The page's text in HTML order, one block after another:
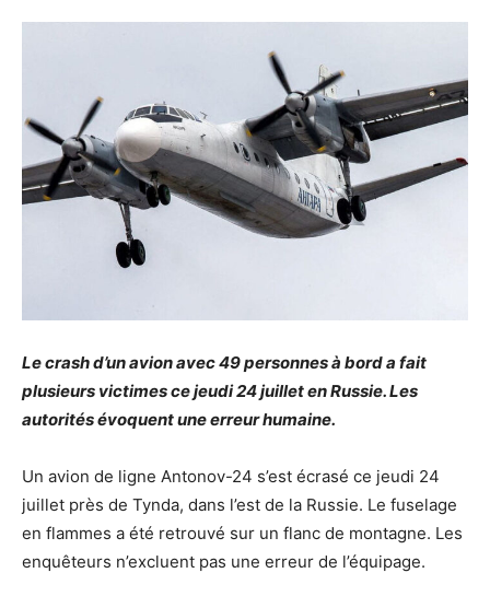
Le crash d’un avion avec 49 personnes à bord a fait
plusieurs victimes ce jeudi 24 juillet en Russie. Les
autorités évoquent une erreur humaine.
Un avion de ligne Antonov-24 s’est écrasé ce jeudi 24
juillet près de Tynda, dans l’est de la Russie. Le fuselage
en flammes a été retrouvé sur un flanc de montagne. Les
enquêteurs n’excluent pas une erreur de l’équipage.